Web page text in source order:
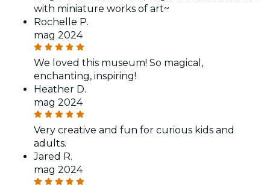
with miniature works of art~
Rochelle P.
mag 2024
We loved this museum! So magical,
enchanting, inspiring!
Heather D.
mag 2024
Very creative and fun for curious kids and
adults.
Jared R.
mag 2024